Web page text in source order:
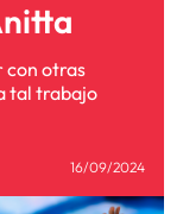
con otras
tal trabajo
16/09/2024